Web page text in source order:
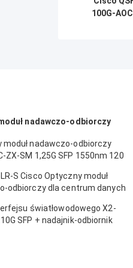
100G-
nadawczo-odbiorczy
moduł nadawczo-odbiorczy
ZX-SM 1,25G SFP 1550nm 120
S Cisco Optyczny moduł
odbiorczy dla centrum danych
światłowodowego X2-
SFP + nadajnik-odbiornik